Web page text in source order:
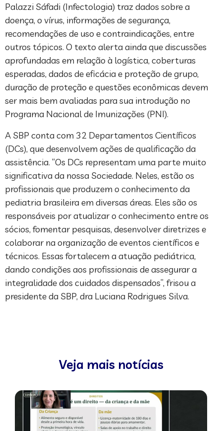
Palazzi Sáfadi (Infectologia) traz dados sobre a
doença, o vírus, informações de segurança,
recomendações de uso e contraindicações, entre
outros tópicos. O texto alerta ainda que discussões
aprofundadas em relação à logística, coberturas
esperadas, dados de eficácia e proteção de grupo,
duração de proteção e questões econômicas devem
ser mais bem avaliadas para sua introdução no
Programa Nacional de Imunizações (PNI).
A SBP conta com 32 Departamentos Científicos
(DCs), que desenvolvem ações de qualificação da
assistência. “Os DCs representam uma parte muito
significativa da nossa Sociedade. Neles, estão os
profissionais que produzem o conhecimento da
pediatria brasileira em diversas áreas. Eles são os
responsáveis por atualizar o conhecimento entre os
sócios, fomentar pesquisas, desenvolver diretrizes e
colaborar na organização de eventos científicos e
técnicos. Essas fortalecem a atuação pediátrica,
dando condições aos profissionais de assegurar a
integralidade dos cuidados dispensados”, frisou a
presidente da SBP, dra Luciana Rodrigues Silva.
Veja mais notícias